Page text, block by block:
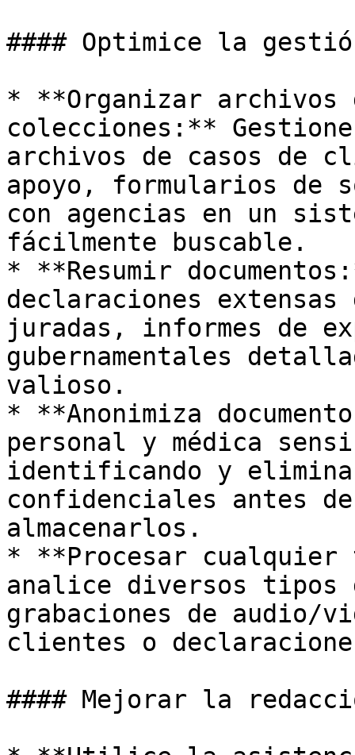
#### Optimice la
* **Organizar archivos
colecciones:**
archivos de casos de
apoyo, formularios de
con agencias en un
fácilmente buscable.
* **Resumir
declaraciones
juradas, informes de
gubernamentales
valioso.
* **Anonimiza
personal y médica
identificando y
confidenciales antes
almacenarlos.
* **Procesar cualquier
analice diversos tipos
grabaciones de audio/
clientes o
#### Mejorar la